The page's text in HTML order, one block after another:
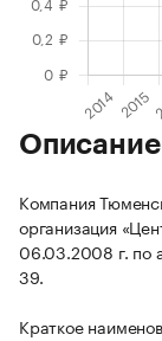
Описание
Компания
организация
06.03.2008 г. по
39.
Краткое